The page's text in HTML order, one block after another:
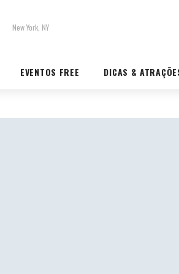
New York, NY
EVENTOS FREE DICAS &